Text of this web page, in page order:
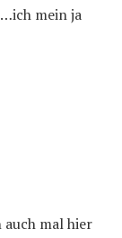
mein ja
auch mal hier